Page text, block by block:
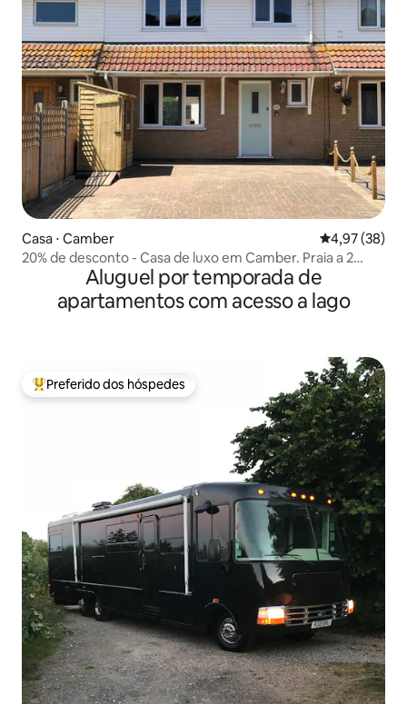
Casa ⋅ Camber 4,97 de uma
4,97 (38)
20% de desconto - Casa de luxo em Camber. Praia a 2
minutos a péAluguel por temporada de
apartamentos com acesso a lago
Entre os melhores preferidos dos hóspedes
Preferido dos hóspedes